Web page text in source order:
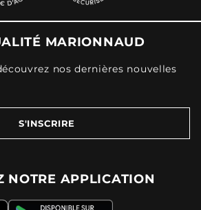
MARIONNAUD
nos dernières nouvelles
S'INSCRIRE
NOTRE APPLICATION